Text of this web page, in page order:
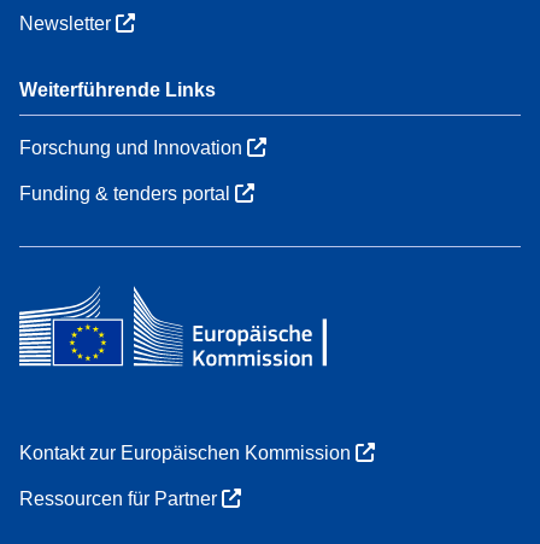
Newsletter
Weiterführende Links
Forschung und Innovation
Funding & tenders portal
Kontakt zur Europäischen Kommission
Ressourcen für Partner